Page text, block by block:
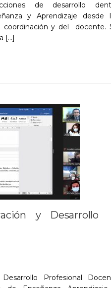
de desarrollo
y Aprendizaje desde
coordinación y del docente.​
[...]
y Desarrollo
Profesional